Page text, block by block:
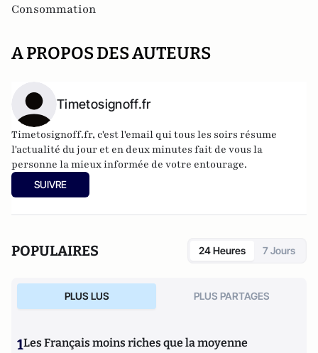
Consommation
A PROPOS DES AUTEURS
Timetosignoff.fr
Timetosignoff.fr, c'est l'email qui tous les soirs résume
l'actualité du jour et en deux minutes fait de vous la
personne la mieux informée de votre entourage.
SUIVRE
POPULAIRES 24 Heures 7 Jours
PLUS LUS PLUS PARTAGES
1Les Français moins riches que la moyenne